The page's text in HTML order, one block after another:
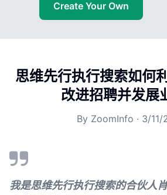
Create Your Own
思维先行执行搜索如何
改进招聘并发展
By ZoomInfo · 3/11/
我是思维先行执行搜索的合伙人